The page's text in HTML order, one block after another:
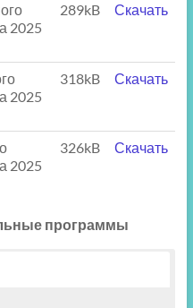
2025
289kB Скачать
2025
318kB Скачать
2025
326kB Скачать
программы